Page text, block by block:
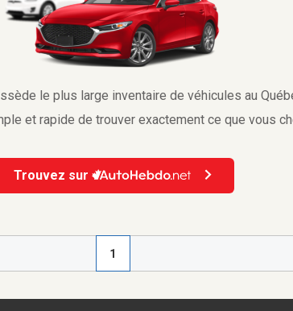
le plus large inventaire de véhicules au
et rapide de trouver exactement ce que vous
Trouvez sur
1